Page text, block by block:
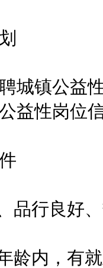
镇公益性
益性岗位
行良好、
内，有就